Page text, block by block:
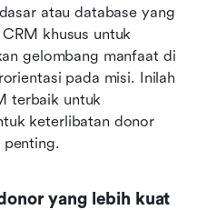
atau database yang
khusus untuk
gelombang manfaat di
pada misi. Inilah
terbaik untuk
keterlibatan donor
yang lebih kuat